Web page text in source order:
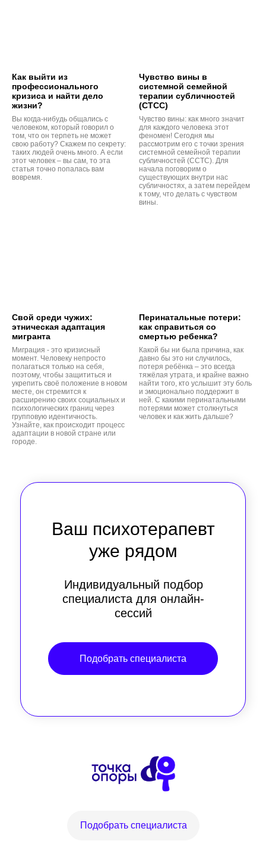
Как выйти из
профессионального
кризиса и найти дело
жизни?
Вы когда-нибудь общались с
человеком, который говорил о
том, что он терпеть не может
свою работу? Скажем по секрету:
таких людей очень много. А если
этот человек – вы сам, то эта
статья точно попалась вам
вовремя.
Чувство вины в
системной семейной
терапии субличностей
(СТСС)
Чувство вины: как много значит
для каждого человека этот
феномен! Сегодня мы
рассмотрим его с точки зрения
системной семейной терапии
субличностей (ССТС). Для
начала поговорим о
существующих внутри нас
субличностях, а затем перейдем
к тому, что делать с чувством
вины.
Свой среди чужих:
этническая адаптация
мигранта
Миграция - это кризисный
момент. Человеку непросто
полагаться только на себя,
поэтому, чтобы защититься и
укрепить своё положение в новом
месте, он стремится к
расширению своих социальных и
психологических границ через
групповую идентичность.
Узнайте, как происходит процесс
адаптации в новой стране или
городе.
Перинатальные потери:
как справиться со
смертью ребенка?
Какой бы ни была причина, как
давно бы это ни случилось,
потеря ребёнка – это всегда
тяжёлая утрата, и крайне важно
найти того, кто услышит эту боль
и эмоционально поддержит в
ней. С какими перинатальными
потерями может столкнуться
человек и как жить дальше?
Ваш психотерапевт
уже рядом
Индивидуальный подбор
специалиста для онлайн-
сессий
Подобрать специалиста
Подобрать специалиста